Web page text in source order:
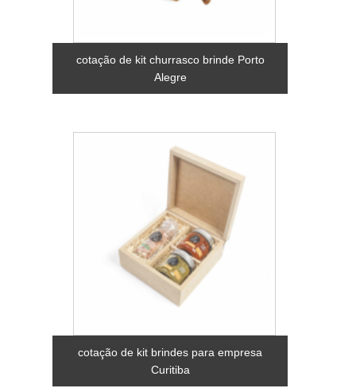
cotação de kit churrasco brinde Porto
Alegre
cotação de kit brindes para empresa
Curitiba